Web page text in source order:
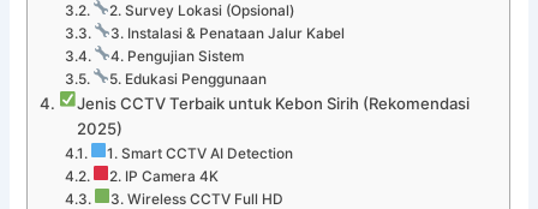
2. Survey Lokasi (Opsional)
3. Instalasi & Penataan Jalur Kabel
4. Pengujian Sistem
5. Edukasi Penggunaan
Jenis CCTV Terbaik untuk Kebon Sirih (Rekomendasi
2025)
1. Smart CCTV AI Detection
2. IP Camera 4K
3. Wireless CCTV Full HD